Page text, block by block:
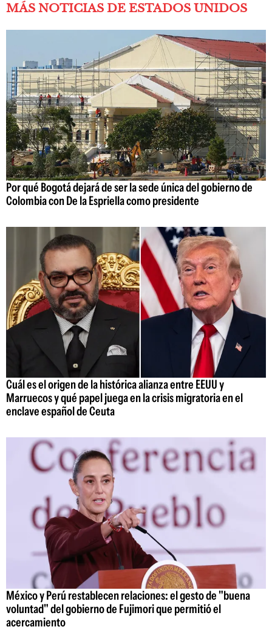
MÁS NOTICIAS DE ESTADOS UNIDOS
Por qué Bogotá dejará de ser la sede única del gobierno de
Colombia con De la Espriella como presidente
Cuál es el origen de la histórica alianza entre EEUU y
Marruecos y qué papel juega en la crisis migratoria en el
enclave español de Ceuta
México y Perú restablecen relaciones: el gesto de "buena
voluntad" del gobierno de Fujimori que permitió el
acercamiento